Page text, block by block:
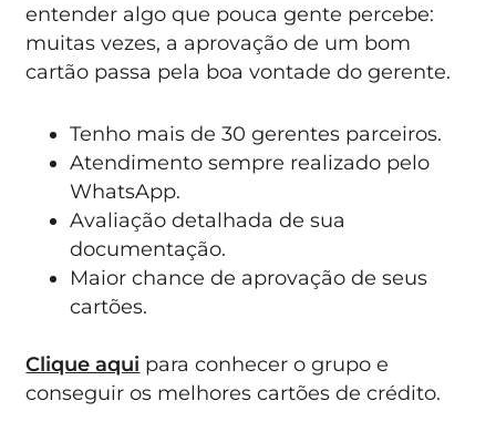
entender algo que pouca gente percebe:
muitas vezes, a aprovação de um bom
cartão passa pela boa vontade do gerente.
Tenho mais de 30 gerentes parceiros.
Atendimento sempre realizado pelo
WhatsApp.
Avaliação detalhada de sua
documentação.
Maior chance de aprovação de seus
cartões.
Clique aqui para conhecer o grupo e
conseguir os melhores cartões de crédito.